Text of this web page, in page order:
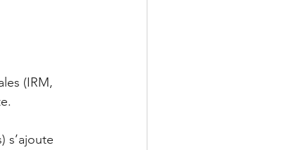
(IRM,
s’ajoute